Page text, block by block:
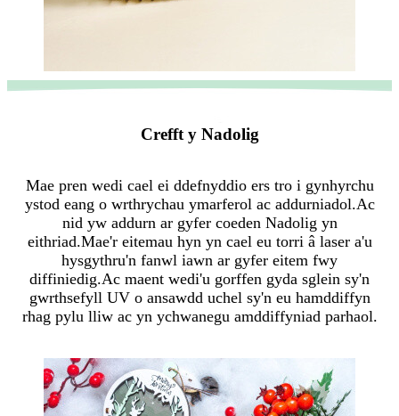
Crefft y Nadolig
Mae pren wedi cael ei ddefnyddio ers tro i gynhyrchu
ystod eang o wrthrychau ymarferol ac addurniadol.Ac
nid yw addurn ar gyfer coeden Nadolig yn
eithriad.Mae'r eitemau hyn yn cael eu torri â laser a'u
hysgythru'n fanwl iawn ar gyfer eitem fwy
diffiniedig.Ac maent wedi'u gorffen gyda sglein sy'n
gwrthsefyll UV o ansawdd uchel sy'n eu hamddiffyn
rhag pylu lliw ac yn ychwanegu amddiffyniad parhaol.